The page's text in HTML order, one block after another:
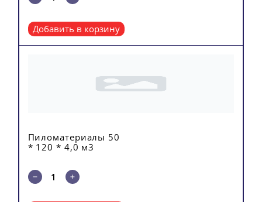
Добавить в корзину
Пиломатериалы 50
* 120 * 4,0 м3